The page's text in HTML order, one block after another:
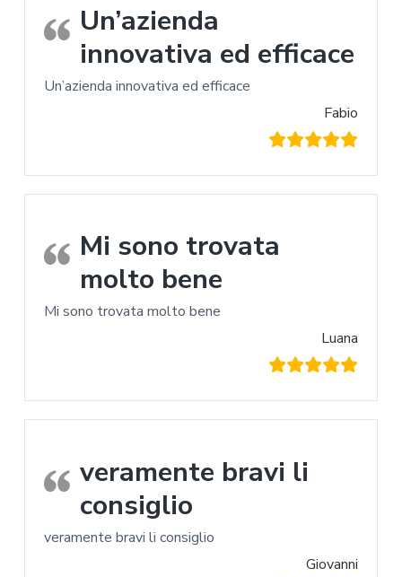
Un’azienda
innovativa ed efficace
Un’azienda innovativa ed efficace
Fabio
Mi sono trovata
molto bene
Mi sono trovata molto bene
Luana
veramente bravi li
consiglio
veramente bravi li consiglio
Giovanni